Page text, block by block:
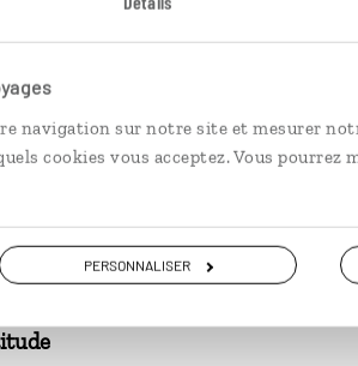
navigation sur notre site et mesurer
cookies vous acceptez. Vous
PERSONNALISER
routes siciliennes que pour